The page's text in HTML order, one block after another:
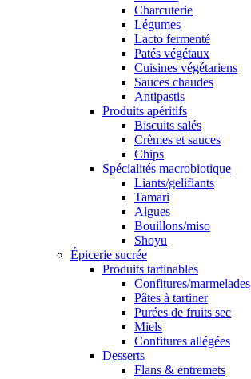
Charcuterie
Légumes
Lacto fermenté
Patés végétaux
Cuisines végétariens
Sauces chaudes
Antipastis
Produits apéritifs
Biscuits salés
Crèmes et sauces
Chips
Spécialités macrobiotique
Liants/gelifiants
Tamari
Algues
Bouillons/miso
Shoyu
Épicerie sucrée
Produits tartinables
Confitures/marmelades
Pâtes à tartiner
Purées de fruits sec
Miels
Confitures allégées
Desserts
Flans & entremets